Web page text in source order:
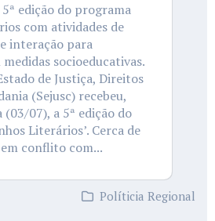
5ª edição do programa
com atividades de
interação para
socioeducativas.
de Justiça, Direitos
(Sejusc) recebeu,
07), a 5ª edição do
Literários’. Cerca de
conflito com...
Políticia Regional